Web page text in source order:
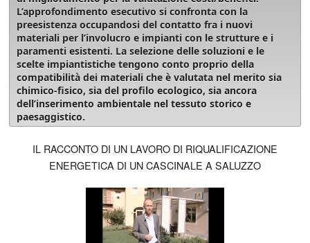
L’approfondimento esecutivo si confronta con la
preesistenza occupandosi del contatto fra i nuovi
materiali per l’involucro e impianti con le strutture e i
paramenti esistenti. La selezione delle soluzioni e le
scelte impiantistiche tengono conto proprio della
compatibilità dei materiali che è valutata nel merito sia
chimico-fisico, sia del profilo ecologico, sia ancora
dell’inserimento ambientale nel tessuto storico e
paesaggistico.
IL RACCONTO DI UN LAVORO DI RIQUALIFICAZIONE
ENERGETICA DI UN CASCINALE A SALUZZO